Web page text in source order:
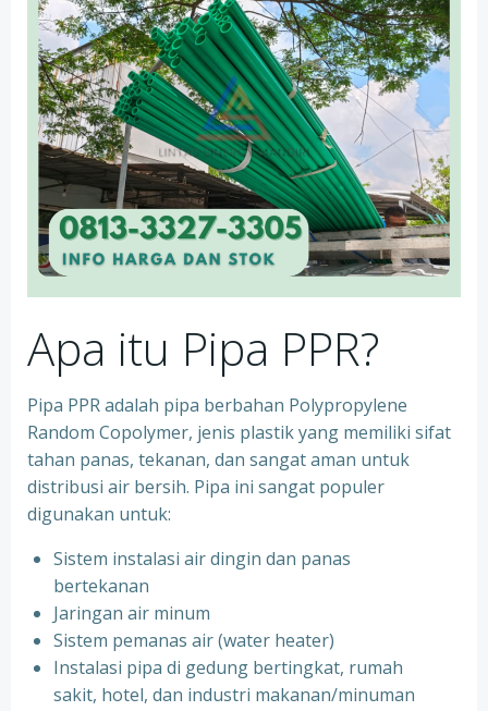
Apa itu Pipa PPR?
Pipa PPR adalah pipa berbahan Polypropylene
Random Copolymer, jenis plastik yang memiliki sifat
tahan panas, tekanan, dan sangat aman untuk
distribusi air bersih. Pipa ini sangat populer
digunakan untuk:
Sistem instalasi air dingin dan panas
bertekanan
⁠Jaringan air minum
⁠Sistem pemanas air (water heater)
⁠Instalasi pipa di gedung bertingkat, rumah
sakit, hotel, dan industri makanan/minuman